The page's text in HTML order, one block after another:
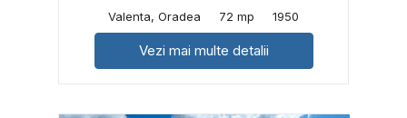
Valenta, Oradea
72 mp 1950
Vezi mai multe detalii